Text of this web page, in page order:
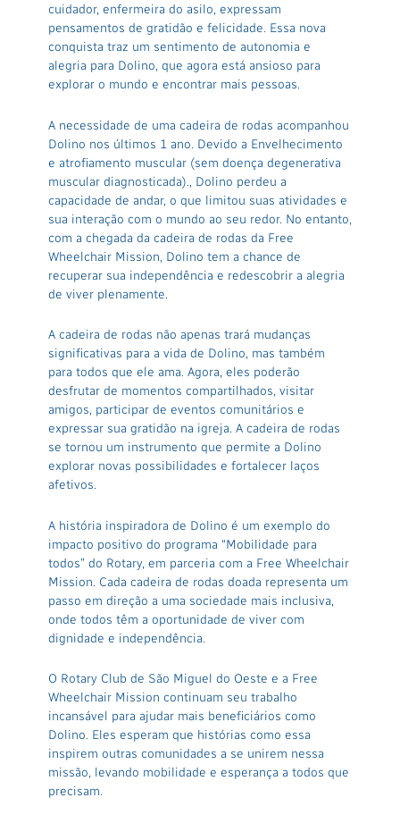
cuidador, enfermeira do asilo, expressam
pensamentos de gratidão e felicidade. Essa nova
conquista traz um sentimento de autonomia e
alegria para Dolino, que agora está ansioso para
explorar o mundo e encontrar mais pessoas.
A necessidade de uma cadeira de rodas acompanhou
Dolino nos últimos 1 ano. Devido a Envelhecimento
e atrofiamento muscular (sem doença degenerativa
muscular diagnosticada)., Dolino perdeu a
capacidade de andar, o que limitou suas atividades e
sua interação com o mundo ao seu redor. No entanto,
com a chegada da cadeira de rodas da Free
Wheelchair Mission, Dolino tem a chance de
recuperar sua independência e redescobrir a alegria
de viver plenamente.
A cadeira de rodas não apenas trará mudanças
significativas para a vida de Dolino, mas também
para todos que ele ama. Agora, eles poderão
desfrutar de momentos compartilhados, visitar
amigos, participar de eventos comunitários e
expressar sua gratidão na igreja. A cadeira de rodas
se tornou um instrumento que permite a Dolino
explorar novas possibilidades e fortalecer laços
afetivos.
A história inspiradora de Dolino é um exemplo do
impacto positivo do programa “Mobilidade para
todos” do Rotary, em parceria com a Free Wheelchair
Mission. Cada cadeira de rodas doada representa um
passo em direção a uma sociedade mais inclusiva,
onde todos têm a oportunidade de viver com
dignidade e independência.
O Rotary Club de São Miguel do Oeste e a Free
Wheelchair Mission continuam seu trabalho
incansável para ajudar mais beneficiários como
Dolino. Eles esperam que histórias como essa
inspirem outras comunidades a se unirem nessa
missão, levando mobilidade e esperança a todos que
precisam.